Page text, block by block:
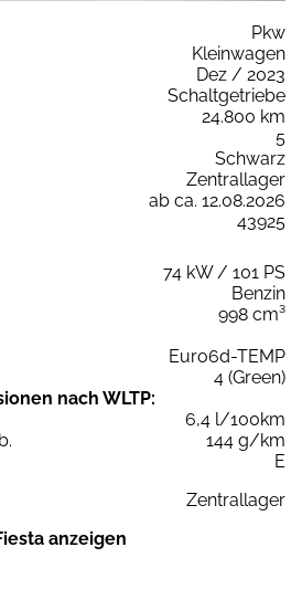
Pkw
Kleinwagen
Dez / 2023
Schaltgetriebe
24.800 km
5
Schwarz
Zentrallager
ab ca. 12.08.2026
43925
74 kW / 101 PS
Benzin
998 cm³
Euro6d-TEMP
4 (Green)
nach WLTP:
6,4 l/100km
144 g/km
E
Zentrallager
anzeigen